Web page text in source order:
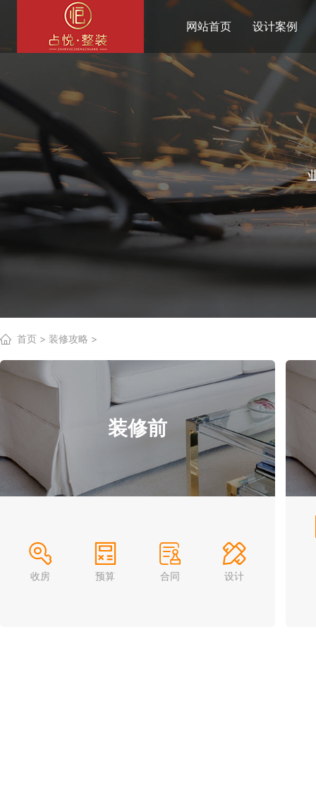
网站首页 设计案例
首页 > 装修攻略 >
装修前
收房 预算 合同 设计